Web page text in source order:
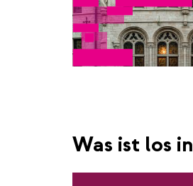
Was ist los